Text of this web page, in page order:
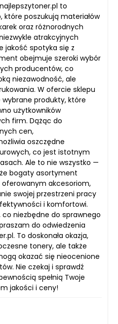
to
które poszukują materiałów
oraz różnorodnych
atrakcyjnych
jakość spotyka się z
obejmuje szeroki wybór
producentów, co
niezawodność, ale
W ofercie sklepu
produkty, które
użytkowników
firm. Dążąc do
cen,
oszczędne
co jest istotnym
Ale to nie wszystko —
bogaty asortyment
oferowanym akcesoriom,
swojej przestrzeni pracy
i komfortowi.
niezbędne do sprawnego
do odwiedzenia
To doskonała okazja,
tonery, ale także
okazać się nieocenione
Nie czekaj i sprawdź
spełnią Twoje
jakości i ceny!